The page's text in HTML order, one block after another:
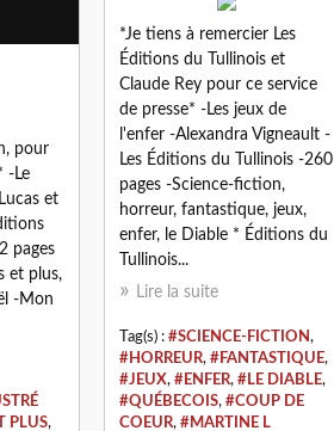
pour
-Le
et
pages
et plus,
-Mon
PLUS,
*Je tiens à remercier Les
Éditions du Tullinois et
Claude Rey pour ce service
de presse* -Les jeux de
l'enfer -Alexandra Vigneault -
Les Éditions du Tullinois -260
pages -Science-fiction,
horreur, fantastique, jeux,
enfer, le Diable * Éditions du
Tullinois...
Lire la suite
Tag(s) : #SCIENCE-FICTION,
#HORREUR, #FANTASTIQUE,
#JEUX, #ENFER, #LE DIABLE,
#QUÉBECOIS, #COUP DE
COEUR, #MARTINE L